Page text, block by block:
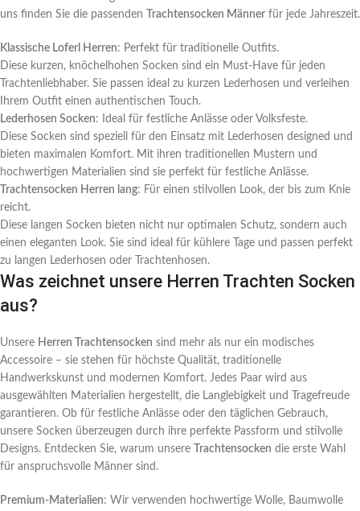
uns finden Sie die passenden
Trachtensocken Männer für jede Jahreszeit.
Klassische Loferl Herren: Perfekt für traditionelle Outfits.
Diese kurzen, knöchelhohen Socken sind ein Must-Have für jeden
Trachtenliebhaber. Sie passen ideal zu kurzen Lederhosen und verleihen
Ihrem Outfit einen authentischen Touch.
Lederhosen Socken: Ideal für festliche Anlässe oder Volksfeste.
Diese Socken sind speziell für den Einsatz mit Lederhosen designed und
bieten maximalen Komfort. Mit ihren traditionellen Mustern und
hochwertigen Materialien sind sie perfekt für festliche Anlässe.
Trachtensocken Herren lang: Für einen stilvollen Look, der bis zum Knie
reicht.
Diese langen Socken bieten nicht nur optimalen Schutz, sondern auch
einen eleganten Look. Sie sind ideal für kühlere Tage und passen perfekt
zu langen Lederhosen oder Trachtenhosen.
Was zeichnet unsere Herren Trachten Socken
aus?
Unsere Herren Trachtensocken sind mehr als nur ein modisches
Accessoire – sie stehen für höchste Qualität, traditionelle
Handwerkskunst und modernen Komfort. Jedes Paar wird aus
ausgewählten Materialien hergestellt, die Langlebigkeit und Tragefreude
garantieren. Ob für festliche Anlässe oder den täglichen Gebrauch,
unsere Socken überzeugen durch ihre perfekte Passform und stilvolle
Designs. Entdecken Sie, warum unsere
Trachtensocken die erste Wahl
für anspruchsvolle Männer sind.
Premium-Materialien: Wir verwenden hochwertige Wolle, Baumwolle